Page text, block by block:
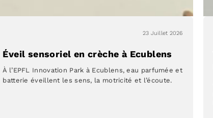
23 Juillet 2026
Éveil sensoriel en crèche à Ecublens
À l’EPFL Innovation Park à Ecublens, eau parfumée et
batterie éveillent les sens, la motricité et l’écoute.